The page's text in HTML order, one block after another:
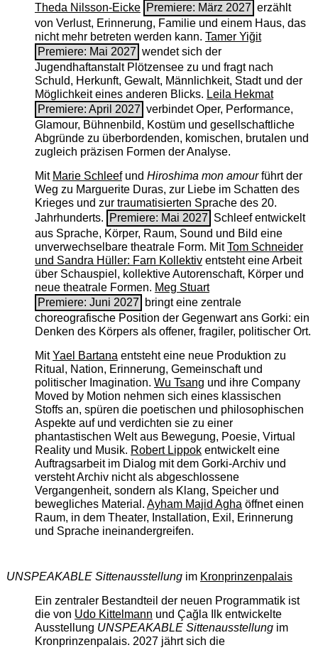
Theda Nilsson-Eicke Premiere: März 2027 erzählt
von Verlust, Erinnerung, Familie und einem Haus, das
nicht mehr betreten werden kann. Tamer Yiğit
Premiere: Mai 2027 wendet sich der
Jugendhaftanstalt Plötzensee zu und fragt nach
Schuld, Herkunft, Gewalt, Männlichkeit, Stadt und der
Möglichkeit eines anderen Blicks. Leila Hekmat
Premiere: April 2027 verbindet Oper, Performance,
Glamour, Bühnenbild, Kostüm und gesellschaftliche
Abgründe zu überbordenden, komischen, brutalen und
zugleich präzisen Formen der Analyse.
Mit Marie Schleefund Hiroshima mon amourführt der
Weg zu Marguerite Duras, zur Liebe im Schatten des
Krieges und zur traumatisierten Sprache des 20.
Jahrhunderts.
Premiere: Mai 2027 Schleef entwickelt
aus Sprache, Körper, Raum, Sound und Bild eine
unverwechselbare theatrale Form. MitTom Schneider
und Sandra Hüller: Farn Kollektiventsteht eine Arbeit
über Schauspiel, kollektive Autorenschaft, Körper und
neue theatrale Formen. Meg Stuart
Premiere: Juni 2027
bringt eine zentrale
choreografische Position der Gegenwart ans Gorki: ein
Denken des Körpers als offener, fragiler, politischer Ort.
MitYael Bartanaentsteht eine neue Produktion zu
Ritual, Nation, Erinnerung, Gemeinschaft und
politischer Imagination. Wu Tsang und ihre Company
Moved by Motion nehmen sich eines klassischen
Stoffs an, spüren die poetischen und philosophischen
Aspekte auf und verdichten sie zu einer
phantastischen Welt aus Bewegung, Poesie, Virtual
Reality und Musik. Robert Lippokentwickelt eine
Auftragsarbeit im Dialog mit dem Gorki-Archiv und
versteht Archiv nicht als abgeschlossene
Vergangenheit, sondern als Klang, Speicher und
bewegliches Material. Ayham Majid Aghaöffnet einen
Raum, in dem Theater, Installation, Exil, Erinnerung
und Sprache ineinandergreifen.
UNSPEAKABLE Sittenausstellungim Kronprinzenpalais
Ein zentraler Bestandteil der neuen Programmatik ist
die von Udo Kittelmann und Çağla Ilk entwickelte
Ausstellung UNSPEAKABLE Sittenausstellungim
Kronprinzenpalais. 2027 jährt sich die